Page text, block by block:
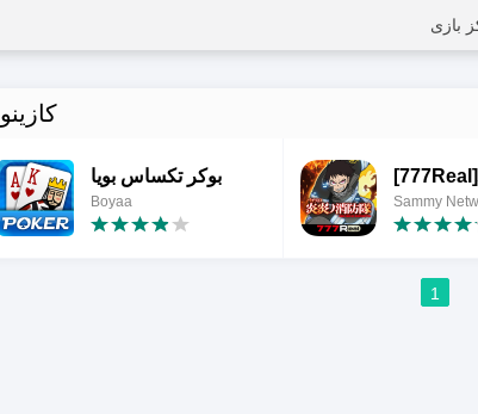
بازی
کازینو
بوكر تكساس بويا
Boyaa Sammy
1